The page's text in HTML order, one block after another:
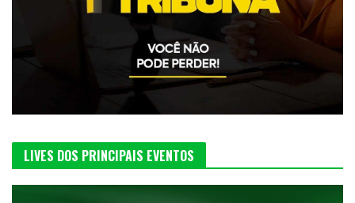
LIVES DOS PRINCIPAIS EVENTOS